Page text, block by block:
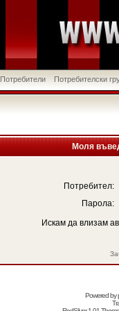
Потребители Потребителски
Моля
Потребител:
Парола:
Искам да влизам
Powered by